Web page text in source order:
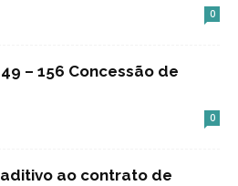
0
– 156 Concessão de
0
ao contrato de